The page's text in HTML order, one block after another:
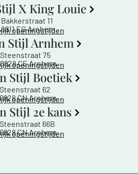
X King Louie
Bakkerstraat 11
6811 EG Arnhem
openingstijden
Stijl Arnhem
Steenstraat 75
6828 CE Arnhem
openingstijden
Stijl Boetiek
Steenstraat 62
6828 CN Arnhem
openingstijden
Stijl 2e kans
Steenstraat 66B
6828 CN Arnhem
openingstijden